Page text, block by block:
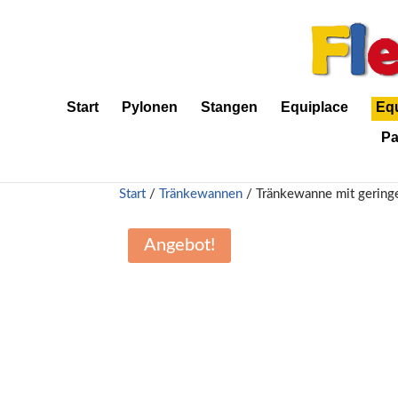
Start Pylonen Stangen Equiplace
Start / Tränkewannen / Tränkewanne mit
Angebot!